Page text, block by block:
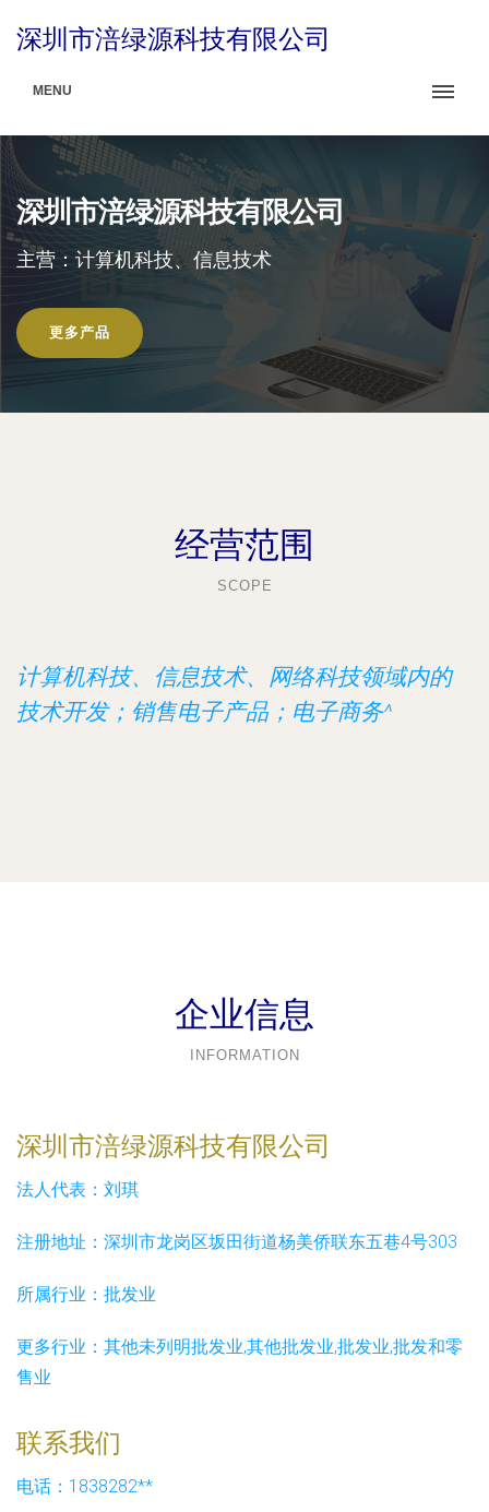
深圳市涪绿源科技有限公司
MENU
深圳市涪绿源科技有限公司
主营：计算机科技、信息技术
更多产品
经营范围
SCOPE
计算机科技、信息技术、网络科技领域内的
技术开发；销售电子产品；电子商务^
企业信息
INFORMATION
深圳市涪绿源科技有限公司
法人代表： 刘琪
注册地址： 深圳市龙岗区坂田街道杨美侨联东五巷4号303
所属行业： 批发业
更多行业： 其他未列明批发业,其他批发业,批发业,批发和零
售业
联系我们
电话：1838282**